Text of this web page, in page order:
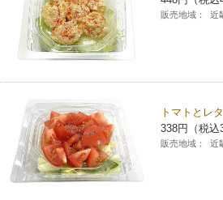
モバイルWi-Fiバッテリーシェアリング
荷物預かりサービス「ecbocloakエクボ
パウダースペース ラブン（店舗限定）
ソフトバンクギフト
販売地域： 近
トマトとレ
338円（税込
販売地域： 近